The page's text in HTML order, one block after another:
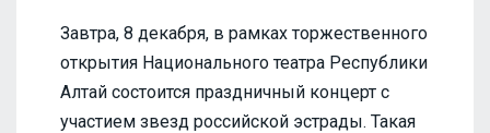
Завтра, 8 декабря, в рамках торжественного
открытия Национального театра Республики
Алтай состоится праздничный концерт с
участием звезд российской эстрады. Такая